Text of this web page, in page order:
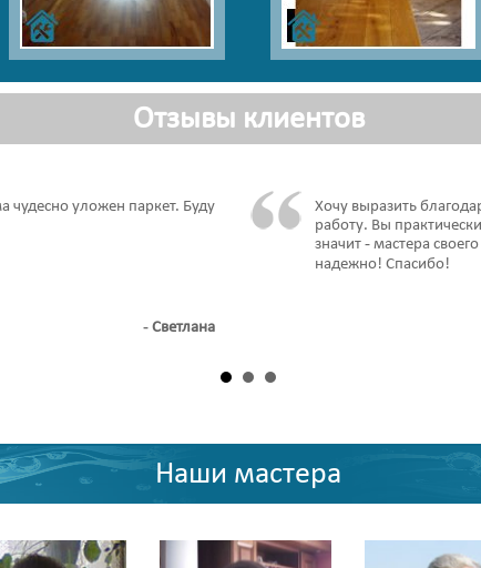
Отзывы клиентов
чудесно уложен паркет. Буду
- Светлана
Хочу выразить
работу. Вы
значит - мастера
надежно! Спасибо!
Наши мастера